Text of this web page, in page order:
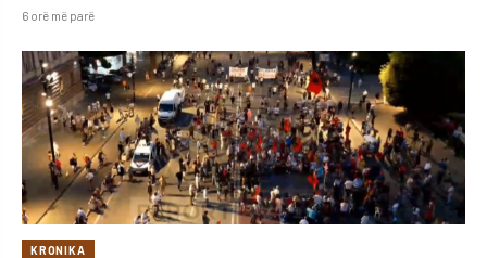
6 orë më parë
KRONIKA